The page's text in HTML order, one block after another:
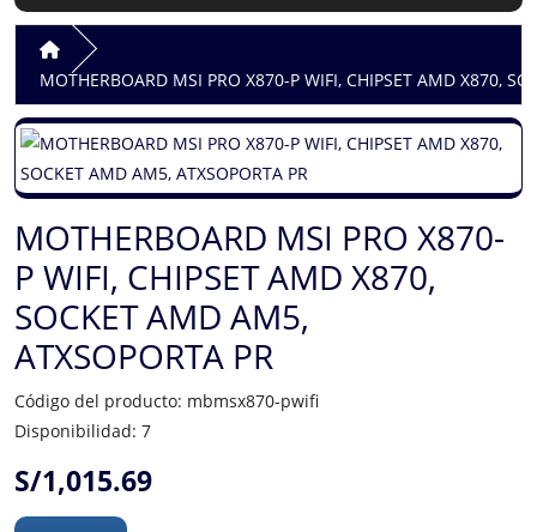
MOTHERBOARD MSI PRO X870-P WIFI, CHIPSET AMD X870,
MOTHERBOARD MSI PRO X870-
P WIFI, CHIPSET AMD X870,
SOCKET AMD AM5,
ATXSOPORTA PR
Código del producto: mbmsx870-pwifi
Disponibilidad: 7
S/1,015.69